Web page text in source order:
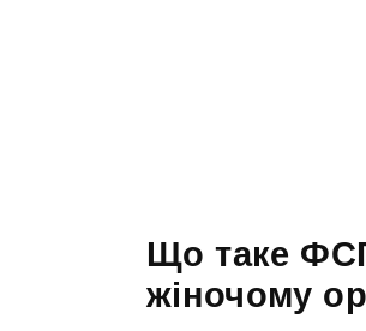
Що таке
жіночому